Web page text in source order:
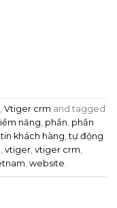
, Vtiger crm and tagged
năng, phần, phần
khách hàng,tự động
, vtiger, vtiger crm,
, website.